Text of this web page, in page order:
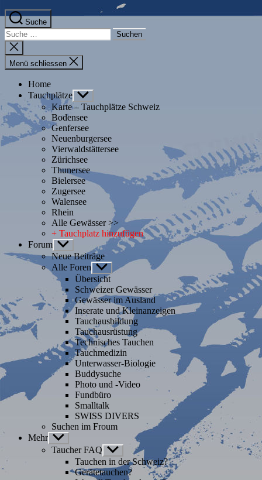
Suche
Suche
nach:
Suche
schliessen
Menü schliessen
Home
Tauchplätze Untermenü
anzeigen
Karte – Tauchplätze Schweiz
Bodensee
Genfersee
Neuenburgersee
Vierwaldstättersee
Zürichsee
Thunersee
Bielersee
Zugersee
Walensee
Rhein
Alle Gewässer >>
+ Tauchplatz hinzufügen
Forum Untermenü
anzeigen
Neue Beiträge
Alle Foren Untermenü
anzeigen
Übersicht
Schweizer Gewässer
Gewässer im Ausland
Inserate und Kleinanzeigen
Tauchausbildung
Tauchausrüstung
Technisches Tauchen
Tauchmedizin
Unterwasser-Biologie
Buddysuche
Photo und -Video
Fundbüro
Smalltalk
SWISS DIVERS
Suchen im Froum
Mehr Untermenü
anzeigen
Taucher FAQ Untermenü
anzeigen
Tauchen in der Schweiz?
Gerätetauchen?